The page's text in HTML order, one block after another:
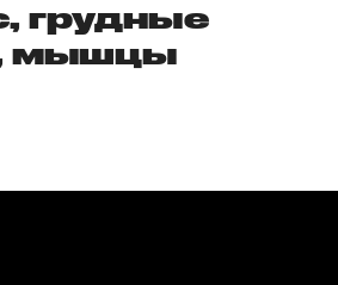
грудные
мышцы